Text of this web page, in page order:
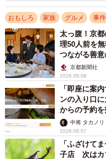
おもしろ 家族 グルメ 事件
太っ腹！京
理50人前を
つながる善
京都新聞社
2026.08.08
「即座に案
ンの入り口
からの予約
中将 タカノリ
2026.08.07
「ふざけて
子店 次はカ